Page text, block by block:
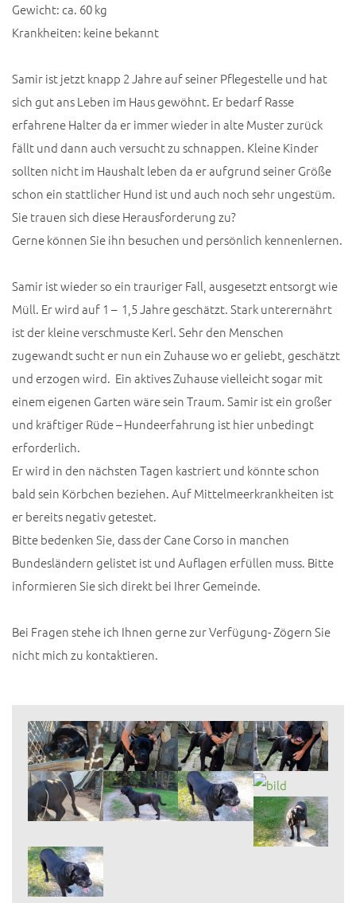
Gewicht: ca. 60 kg
Krankheiten: keine bekannt
Samir ist jetzt knapp 2 Jahre auf seiner Pflegestelle und hat
sich gut ans Leben im Haus gewöhnt. Er bedarf Rasse
erfahrene Halter da er immer wieder in alte Muster zurück
fällt und dann auch versucht zu schnappen. Kleine Kinder
sollten nicht im Haushalt leben da er aufgrund seiner Größe
schon ein stattlicher Hund ist und auch noch sehr ungestüm.
Sie trauen sich diese Herausforderung zu?
Gerne können Sie ihn besuchen und persönlich kennenlernen.
Samir ist wieder so ein trauriger Fall, ausgesetzt entsorgt wie
Müll. Er wird auf 1 – 1,5 Jahre geschätzt. Stark unterernährt
ist der kleine verschmuste Kerl. Sehr den Menschen
zugewandt sucht er nun ein Zuhause wo er geliebt, geschätzt
und erzogen wird. Ein aktives Zuhause vielleicht sogar mit
einem eigenen Garten wäre sein Traum. Samir ist ein großer
und kräftiger Rüde – Hundeerfahrung ist hier unbedingt
erforderlich.
Er wird in den nächsten Tagen kastriert und könnte schon
bald sein Körbchen beziehen. Auf Mittelmeerkrankheiten ist
er bereits negativ getestet.
Bitte bedenken Sie, dass der Cane Corso in manchen
Bundesländern gelistet ist und Auflagen erfüllen muss. Bitte
informieren Sie sich direkt bei Ihrer Gemeinde.
Bei Fragen stehe ich Ihnen gerne zur Verfügung- Zögern Sie
nicht mich zu kontaktieren.